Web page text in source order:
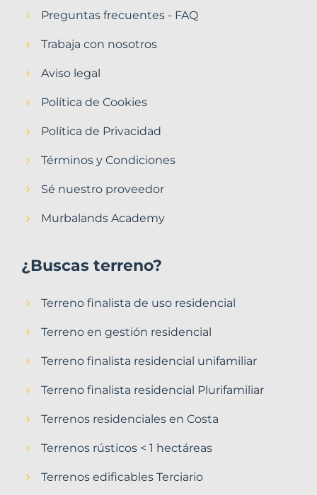
Preguntas frecuentes - FAQ
Trabaja con nosotros
Aviso legal
Política de Cookies
Política de Privacidad
Términos y Condiciones
Sé nuestro proveedor
Murbalands Academy
¿Buscas terreno?
Terreno finalista de uso residencial
Terreno en gestión residencial
Terreno finalista residencial unifamiliar
Terreno finalista residencial Plurifamiliar
Terrenos residenciales en Costa
Terrenos rústicos < 1 hectáreas
Terrenos edificables Terciario